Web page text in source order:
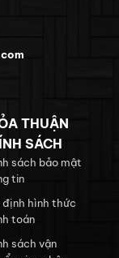
THUẬN
SÁCH
sách bảo mật
tin
định hình thức
toán
sách vận